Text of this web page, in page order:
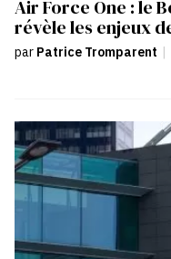
Air Force One : le
révèle les enjeux
par Patrice Tromparent |